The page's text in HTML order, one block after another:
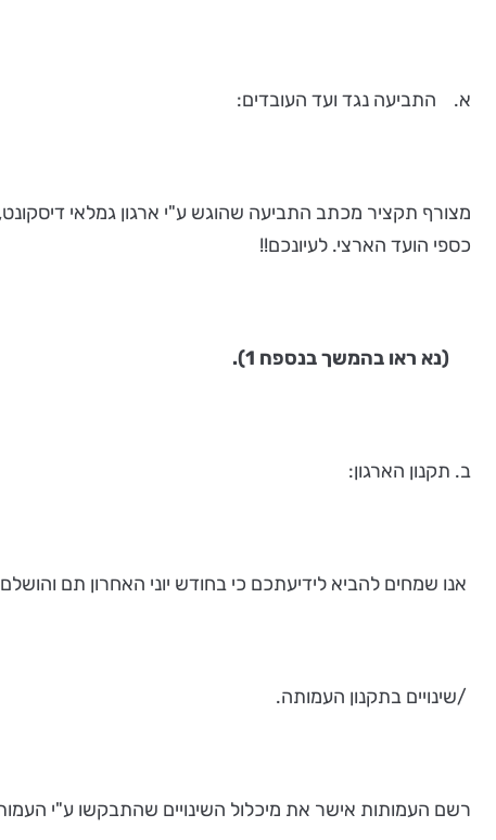
א. התביעה נגד ועד העובדים:
כספי הועד הארצי. לעיונכם!!
(נא ראו בהמשך בנספח 1).
ב. תקנון הארגון:
אנו שמחים להביא לידיעתכם כי בחודש יוני האחרון תם והושלם
/שינויים בתקנון העמותה.
רשם העמותות אישר את מיכלול השינויים שהתבקשו ע"י העמותה. בכלל זה השינוי